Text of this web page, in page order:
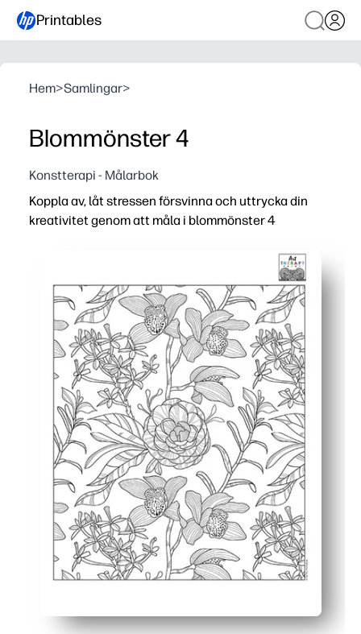
Printables
Hem>Samlingar>
Blommönster 4
Konstterapi - Målarbok
Koppla av, låt stressen försvinna och uttrycka din
kreativitet genom att måla i blommönster 4
Skriv ut och gå med kritor, färgpennor eller markörer
Invecklade blommiga detaljer håller dig fokuserad och
Du bygger fina motoriska färdigheter och mindfulness
Du kan använda den för tidiga efterbehandlare,